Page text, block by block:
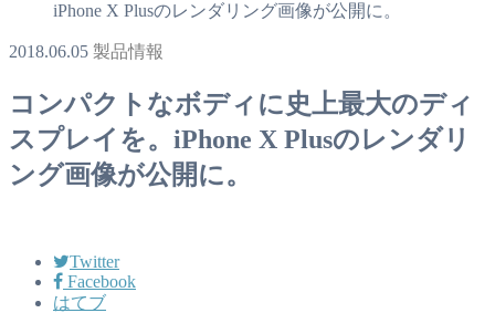
iPhone X Plusのレンダリング画像が公開に。
2018.06.05 製品情報
コンパクトなボディに史上最大のディ
スプレイを。iPhone X Plusのレンダリ
ング画像が公開に。
Twitter
Facebook
はてブ